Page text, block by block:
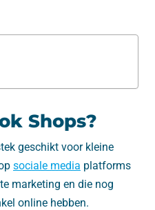
Shops?
geschikt voor kleine
sociale media platforms
marketing en die nog
online hebben.